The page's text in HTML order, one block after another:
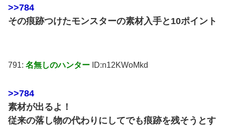
>>784
その痕跡つけたモンスターの素材入手と10ポイント
791: 名無しのハンター ID:n12KWoMkd
>>784
素材が出るよ！
従来の落し物の代わりにしてでも痕跡を残そうとす